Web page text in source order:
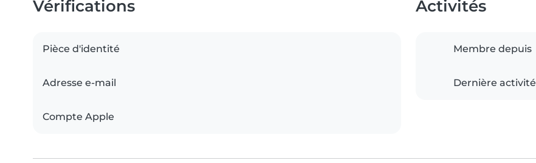
Vérifications
Pièce d'identité
Adresse e-mail
Compte Apple
Activités
Membre depuis
Dernière activité